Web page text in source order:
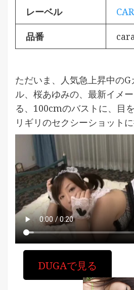
レーベル
品番
ただいま、人気急上昇中の
ル、桜あゆみの、最新イメ
る、100cmのバストに、目
リギリのセクシーショットに
DUGAで見る